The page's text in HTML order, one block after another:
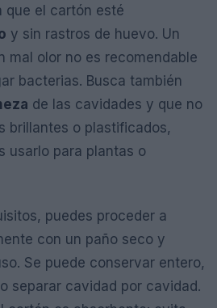
que el cartón esté
y sin rastros de huevo. Un
mal olor no es recomendable
bacterias. Busca también
de las cavidades y que no
brillantes o plastificados,
usarlo para plantas o
puedes proceder a
con un paño seco y
Se puede conservar entero,
separar cavidad por cavidad.